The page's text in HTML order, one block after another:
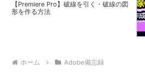
【Premiere Pro】破線を引く・破線の図
形を作る方法
ホーム Adobe備忘録